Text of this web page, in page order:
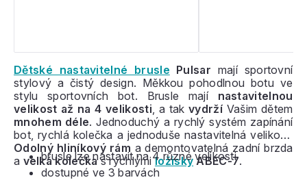
Dětské nastavitelné brusle Pulsar mají sportovní
stylový a čistý design. Měkkou pohodlnou botu ve
stylu sportovních bot. Brusle mají nastavitelnou
velikost až na 4 velikosti, a takvydržíVašim dětem
mnohem déle. Jednoduchý a rychlý systém zapínání
bot, rychlá kolečka a jednoduše nastavitelná velikost.
Odolný hliníkový rám a demontovatelná zadní brzda
a velká kolečkas rychlýmiložiskyABEC-7.
brusle lze nastavit na 4 různé velikosti
dostupné ve 3 barvách